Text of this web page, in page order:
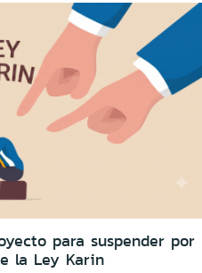
para suspender por
la Ley Karin